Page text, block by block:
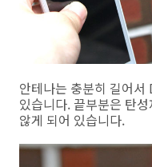
안테나는 충분히 길어
있습니다. 끝부분은 탄
않게 되어 있습니다.